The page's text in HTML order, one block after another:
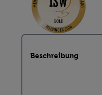
Beschreibung